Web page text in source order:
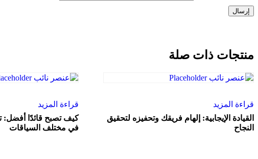
منتجات ذات صلة
قراءة المزيد
القيادة الإيجابية: إلهام فريقك وتحفيزه لتحقيق
النجاح
قراءة المزيد
كيف تصبح قائدًا أفضل:
في مختلف السياقات